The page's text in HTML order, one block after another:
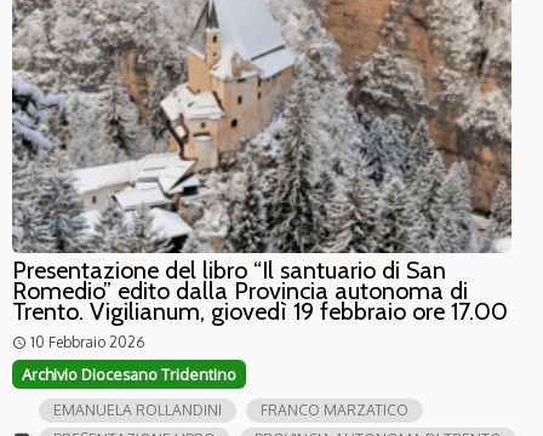
Presentazione del libro “Il santuario di San
Romedio” edito dalla Provincia autonoma di
Trento. Vigilianum, giovedì 19 febbraio ore 17.00
access_time 10 Febbraio 2026
Archivio Diocesano Tridentino
EMANUELA ROLLANDINI
FRANCO MARZATICO